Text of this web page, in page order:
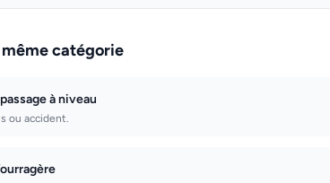
catégorie
à niveau
ou accident.